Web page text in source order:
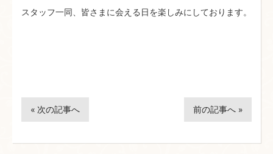
スタッフ一同、皆さまに会える日を楽しみにしております。
« 次の記事へ 前の記事へ »